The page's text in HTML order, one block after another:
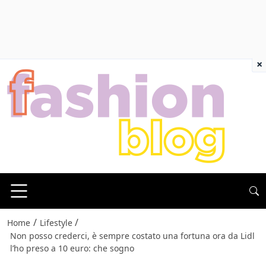
Home / Lifestyle /
Non posso crederci, è sempre costato una fortuna ora da Lidl
l’ho preso a 10 euro: che sogno
×